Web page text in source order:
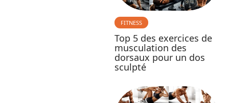
FITNESS
Top 5 des exercices de
musculation des
dorsaux pour un dos
sculpté